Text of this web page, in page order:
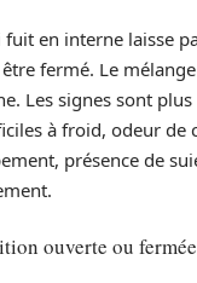
en interne laisse
fermé. Le
Les signes sont plus
à froid, odeur de
présence de
ouverte ou fermée